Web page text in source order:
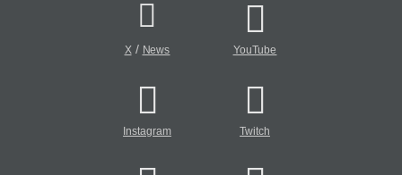
X/ News YouTube
Instagram Twitch